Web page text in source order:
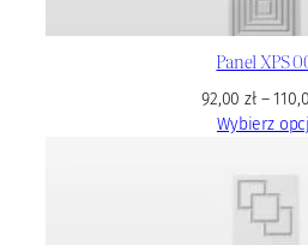
Panel XPS
92,00zł–
Wybierz